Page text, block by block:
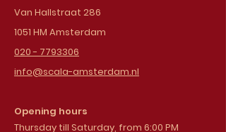
Van Hallstraat 286
1051 HM Amsterdam
020 - 7793306
info@scala-amsterdam.nl
Opening hours
Thursday till Saturday, from 6:00 PM